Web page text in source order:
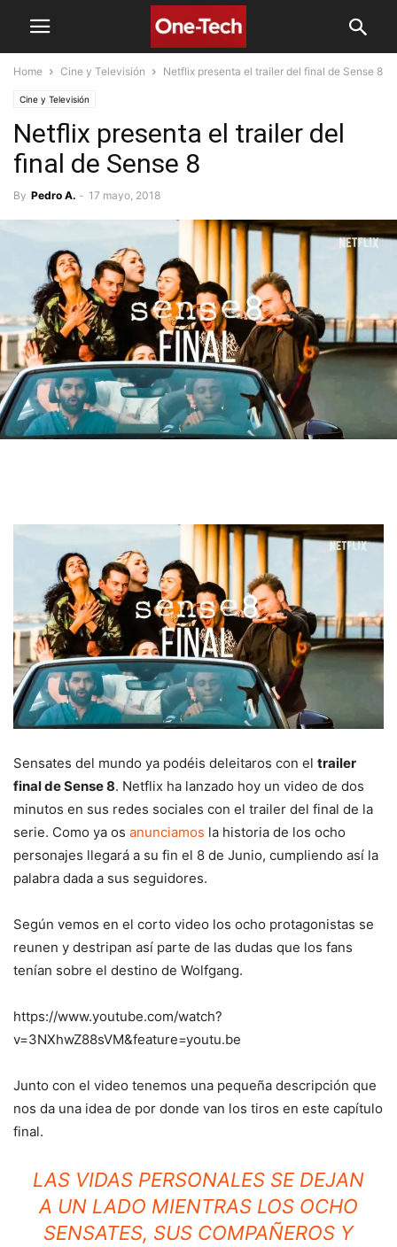
Home Cine y Televisión Netflix presenta el trailer del final de Sense 8
Cine y Televisión
Netflix presenta el trailer del
final de Sense 8
By Pedro A. - 17 mayo, 2018
Sensates del mundo ya podéis deleitaros con el trailer
final de Sense 8. Netflix ha lanzado hoy un video de dos
minutos en sus redes sociales con el trailer del final de la
serie. Como ya os anunciamos la historia de los ocho
personajes llegará a su fin el 8 de Junio, cumpliendo así la
palabra dada a sus seguidores.
Según vemos en el corto video los ocho protagonistas se
reunen y destripan así parte de las dudas que los fans
tenían sobre el destino de Wolfgang.
https://www.youtube.com/watch?
v=3NXhwZ88sVM&feature=youtu.be
Junto con el video tenemos una pequeña descripción que
nos da una idea de por donde van los tiros en este capítulo
final.
LAS VIDAS PERSONALES SE DEJAN
A UN LADO MIENTRAS LOS OCHO
SENSATES, SUS COMPAÑEROS Y